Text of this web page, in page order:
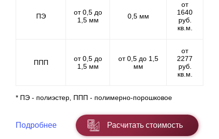
ПЭ
от 0,5 до
1,5 мм
0,5 мм
от
1640
руб.
кв.м.
ППП
от 0,5 до
1,5 мм
от 0,5 до 1,5
мм
от
2277
руб.
кв.м.
* ПЭ - полиэстер, ППП - полимерно-порошковое
Подробнее Расчитать стоимость